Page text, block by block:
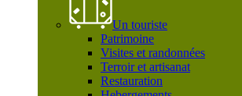
Un touriste
Patrimoine
Visites et randonnées
Terroir et artisanat
Restauration